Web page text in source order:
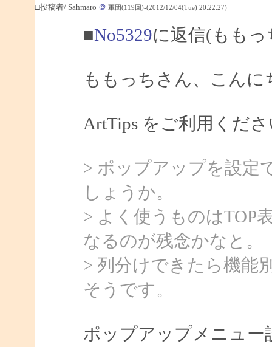
□投稿者/ Sahmaro ＠ 軍団(119回)-(2012/12/04(Tue) 20:22:27)
■No5329に返信(もも
ももっちさん、こんに
ArtTips をご利用くだ
> ポップアップを設定
しょうか。
> よく使うものはTOP
なるのが残念かなと。
> 列分けできたら機能
そうです。
ポップアップメニュー